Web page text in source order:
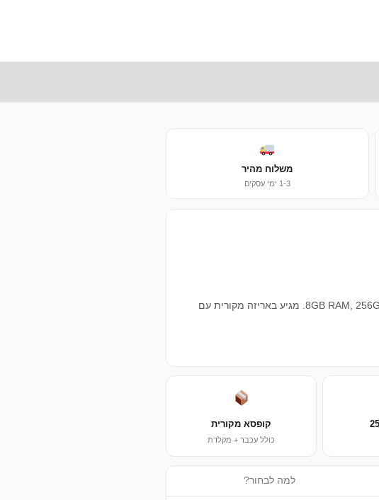
|
&
משלוח מהיר
1-3 ימי עסקים
מחשב שולחני מיני מקצועי — Intel Core i5-1145G7 דור 11, 8GB RAM, 256GB NVMe SSD, Windows 11 Pro. מגיע באריזה מקורית עם
קופסא מקורית
כולל עכבר + מקלדת
למה לבחור?